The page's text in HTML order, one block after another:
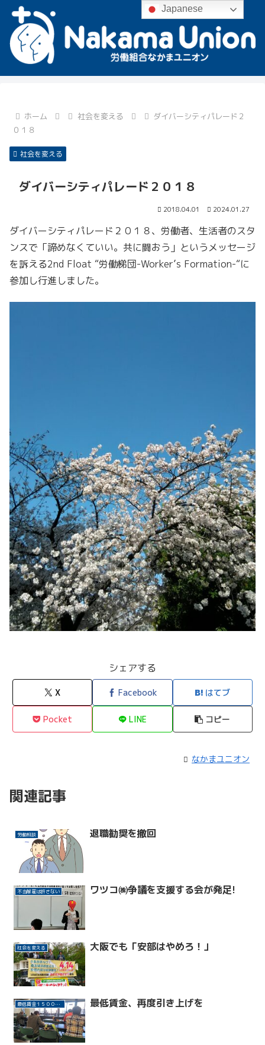
ホーム 社会を変える
ダイバーシティパレード２
０１８
社会を変える
ダイバーシティパレード２０１８
2018.04.01 2024.01.27
ダイバーシティパレード２０１８、労働者、生活者のスタ
ンスで「諦めなくていい。共に闘おう」というメッセージ
を訴える2nd Float “労働梯団-Worker’s Formation-“に
参加し行進しました。
シェアする
X Facebook はてブ
Pocket LINE コピー
なかまユニオン
関連記事
労働相談 退職勧奨を撤回
不当解雇は許さない ワツコ㈱争議を支援する会が発足!
社会を変える 大阪でも「安部はやめろ！」
最低賃金１５００円に 最低賃金、再度引き上げを
Japanese